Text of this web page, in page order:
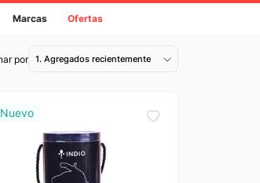
Marcas Ofertas
1. Agregados recientemente